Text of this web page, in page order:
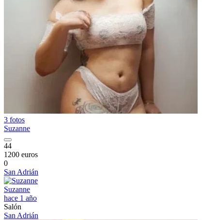
3 fotos
Suzanne
44
1200 euros
0
San Adrián
Suzanne
hace 1 año
Salón
San Adrián